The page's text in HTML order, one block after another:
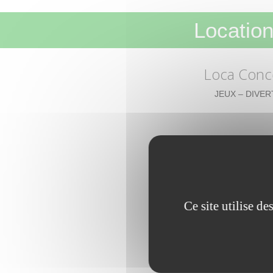
Loca
JEUX –
Ce site utilise